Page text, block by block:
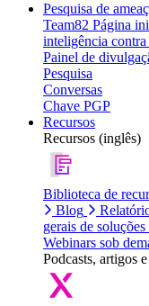
Pesquisa de
Team82 Página
inteligência contra
Painel de
Pesquisa
Conversas
Chave PGP
Recursos
Recursos (inglês)
Biblioteca de
Blog
gerais de soluções
Webinars sob
Podcasts, artigos